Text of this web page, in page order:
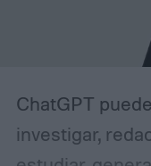
ChatGPT
investigar,